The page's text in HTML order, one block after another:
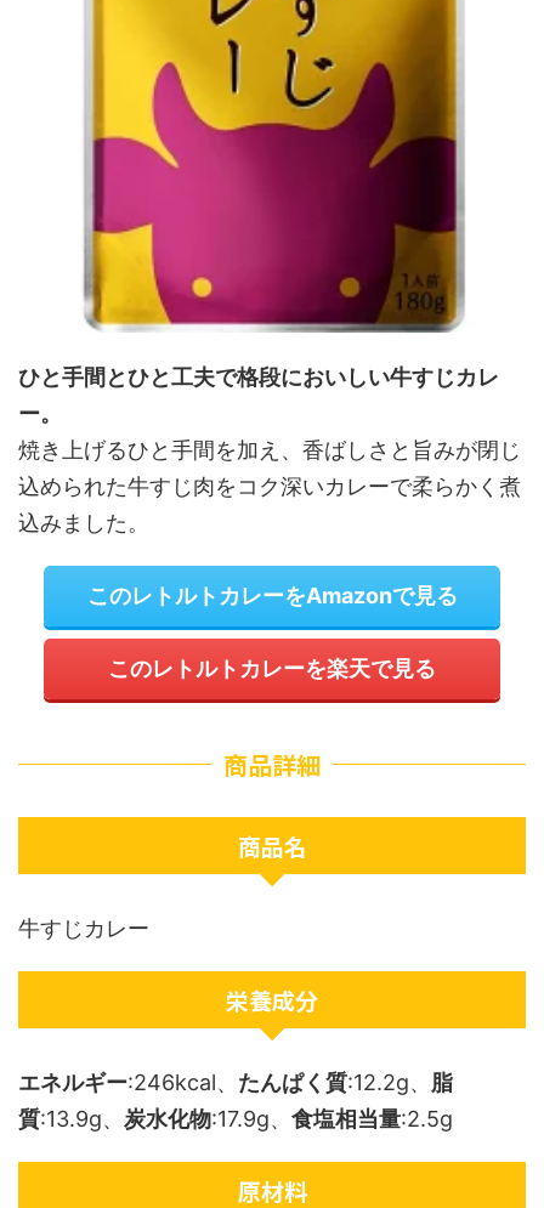
ひと手間とひと工夫で格段においしい牛すじカレ
ー。
焼き上げるひと手間を加え、香ばしさと旨みが閉じ
込められた牛すじ肉をコク深いカレーで柔らかく煮
込みました。
このレトルトカレーをAmazonで見る
このレトルトカレーを楽天で見る
商品詳細
商品名
牛すじカレー
栄養成分
エネルギー:246kcal、 たんぱく質:12.2g、 脂
質:13.9g、 炭水化物:17.9g、 食塩相当量:2.5g
原材料